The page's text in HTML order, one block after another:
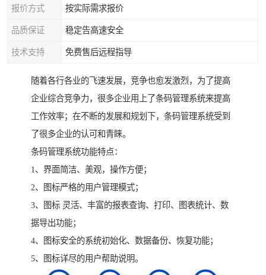
报价方式 按实际需求报价
品质保证 稳定告高速安全
技术支持 免费售后远程指导
随着各行各业的飞速发展，竞争也愈发激烈，为了提高
企业综合竞争力，很多企业用上了条码管理系统来提高
工作效率；在不断的发展和规划下，条码管理系统受到
了很多企业的认可和青睐。
条码管理系统功能特点：
1、界面简洁、美观，操作方便；
2、图标严格的用户管理模式；
3、图标 灵活、丰富的报表查询、打印、图表统计、数
据导出功能；
4、图标安全的系统初始化、数据备份、恢复功能；
5、图标详尽的用户帮助说明。